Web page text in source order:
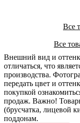
Все
Все
Внешний вид и
отличаться, что
производства.
передать цвет и
покупкой
продаж. Важно!
(брусчатка, лицевой
поддонам.